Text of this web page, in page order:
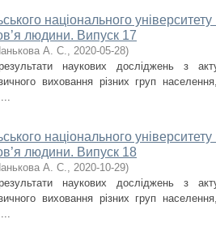
національного університету
людини. Випуск 17
А. С., 2020-05-28)
наукових досліджень з
виховання різних груп населення,
національного університету
людини. Випуск 18
А. С., 2020-10-29)
наукових досліджень з
виховання різних груп населення,